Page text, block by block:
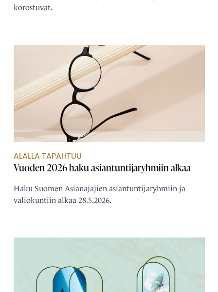
korostuvat.
ALALLA TAPAHTUU
Vuoden 2026 haku asiantuntijaryhmiin alkaa
Haku Suomen Asianajajien asiantuntijaryhmiin ja
valiokuntiin alkaa 28.5.2026.